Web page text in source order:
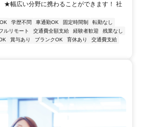
★幅広い分野に携わることができます！ 社
学歴不問 車通勤OK 固定時間制
転勤なし
ルリモート 交通費全額支給 経験者歓迎
残業なし
賞与あり ブランクOK 育休あり
交通費支給